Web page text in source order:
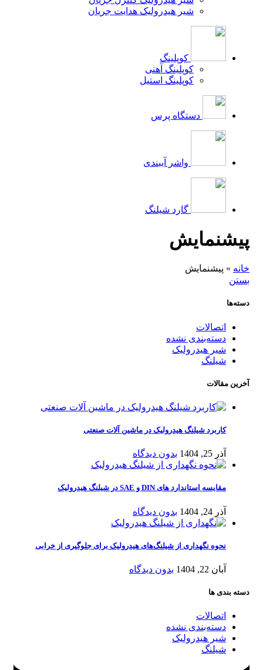
شیر هیدرولیک هدایت جریان
کوپلینگ
کوپلینگ آهنی
کوپلینگ استیل
دستگاه پرس
واشر آببندی
گارد شیلنگ
پیشنمایش
خانه » پیشنمایش
بستن
دسته‌ها
اتصالات
دسته‌بندی نشده
شیر هیدرولیک
شیلنگ
آخرین مقالات
کاربرد شیلنگ هیدرولیک در ماشین آلات صنعتی
آذر 25, 1404 بدون دیدگاه
مقایسه استاندارد های DIN و SAE در شیلنگ هیدرولیک
آذر 24, 1404 بدون دیدگاه
نحوه نگهداری از شیلنگ‌های هیدرولیک برای جلوگیری از خرابی
آبان 22, 1404 بدون دیدگاه
دسته بندی ها
اتصالات
دسته‌بندی نشده
شیر هیدرولیک
شیلنگ